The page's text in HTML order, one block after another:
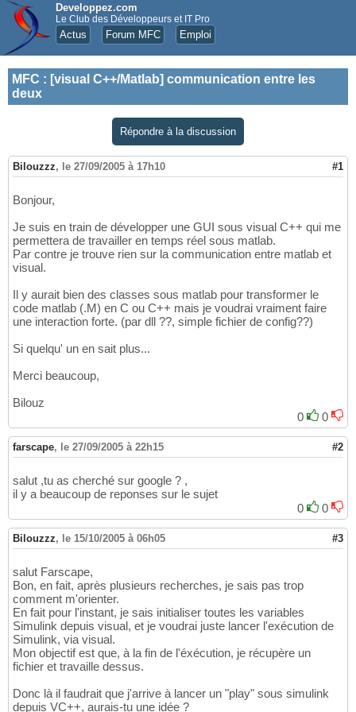
Developpez.com
Le Club des Développeurs et IT Pro
Actus Forum MFC Emploi
MFC : [visual C++/Matlab] communication entre les
deux
Répondre à la discussion
Bilouzzz, le 27/09/2005 à 17h10 #1
Bonjour,
Je suis en train de développer une GUI sous visual C++ qui me
permettera de travailler en temps réel sous matlab.
Par contre je trouve rien sur la communication entre matlab et
visual.
Il y aurait bien des classes sous matlab pour transformer le
code matlab (.M) en C ou C++ mais je voudrai vraiment faire
une interaction forte. (par dll ??, simple fichier de config??)
Si quelqu' un en sait plus...
Merci beaucoup,
Bilouz
0
0
farscape, le 27/09/2005 à 22h15 #2
salut ,tu as cherché sur google ? ,
il y a beaucoup de reponses sur le sujet
0
0
Bilouzzz, le 15/10/2005 à 06h05 #3
salut Farscape,
Bon, en fait, après plusieurs recherches, je sais pas trop
comment m'orienter.
En fait pour l'instant, je sais initialiser toutes les variables
Simulink depuis visual, et je voudrai juste lancer l'exécution de
Simulink, via visual.
Mon objectif est que, à la fin de l'éxécution, je récupère un
fichier et travaille dessus.
Donc là il faudrait que j'arrive à lancer un "play" sous simulink
depuis VC++, aurais-tu une idée ?